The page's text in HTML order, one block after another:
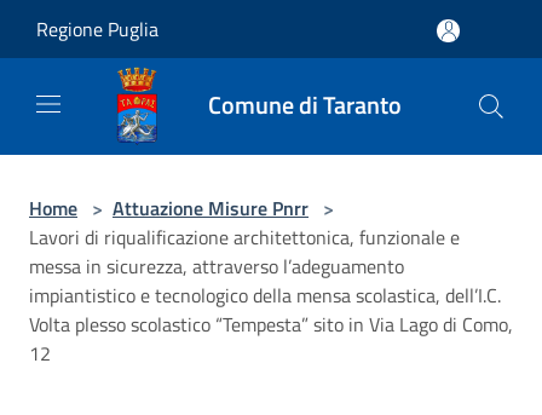
Regione Puglia
Comune di Taranto
Home > Attuazione Misure Pnrr >
Lavori di riqualificazione architettonica, funzionale e
messa in sicurezza, attraverso l’adeguamento
impiantistico e tecnologico della mensa scolastica, dell’I.C.
Volta plesso scolastico “Tempesta” sito in Via Lago di Como,
12